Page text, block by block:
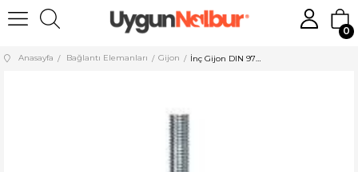
0
Anasayfa Bağlantı Elemanları Gijon